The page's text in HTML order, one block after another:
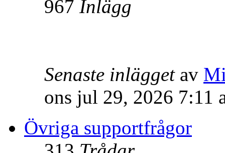
967 Inlägg
Senaste inläggetav
ons jul 29, 2026 7:11
Övriga supportfrågor